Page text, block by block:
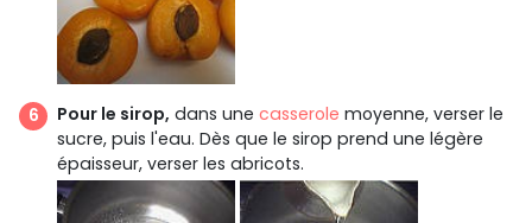
Pour le sirop, dans une casserole moyenne, verser le
sucre, puis l'eau. Dès que le sirop prend une légère
épaisseur, verser les abricots.